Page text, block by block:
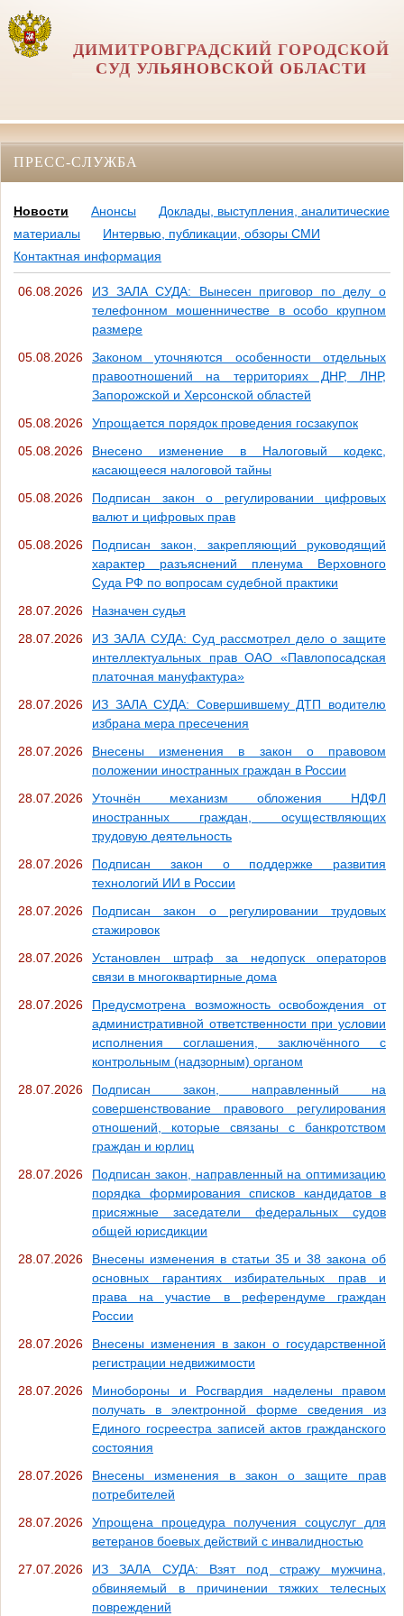
ДИМИТРОВГРАДСКИЙ ГОРОДСКОЙ
СУД УЛЬЯНОВСКОЙ ОБЛАСТИ
ПРЕСС-СЛУЖБА
Новости Анонсы
Доклады, выступления, аналитические
материалы
Интервью, публикации, обзоры СМИ
Контактная информация
06.08.2026
ИЗ ЗАЛА СУДА: Вынесен приговор по делу о
телефонном мошенничестве в особо крупном
размере
05.08.2026
Законом уточняются особенности отдельных
правоотношений на территориях ДНР, ЛНР,
Запорожской и Херсонской областей
05.08.2026
Упрощается порядок проведения госзакупок
05.08.2026
Внесено изменение в Налоговый кодекс,
касающееся налоговой тайны
05.08.2026
Подписан закон о регулировании цифровых
валют и цифровых прав
05.08.2026
Подписан закон, закрепляющий руководящий
характер разъяснений пленума Верховного
Суда РФ по вопросам судебной практики
28.07.2026
Назначен судья
28.07.2026
ИЗ ЗАЛА СУДА: Суд рассмотрел дело о защите
интеллектуальных прав ОАО «Павлопосадская
платочная мануфактура»
28.07.2026
ИЗ ЗАЛА СУДА: Совершившему ДТП водителю
избрана мера пресечения
28.07.2026
Внесены изменения в закон о правовом
положении иностранных граждан в России
28.07.2026
Уточнён механизм обложения НДФЛ
иностранных граждан, осуществляющих
трудовую деятельность
28.07.2026
Подписан закон о поддержке развития
технологий ИИ в России
28.07.2026
Подписан закон о регулировании трудовых
стажировок
28.07.2026
Установлен штраф за недопуск операторов
связи в многоквартирные дома
28.07.2026
Предусмотрена возможность освобождения от
административной ответственности при условии
исполнения соглашения, заключённого с
контрольным (надзорным) органом
28.07.2026
Подписан закон, направленный на
совершенствование правового регулирования
отношений, которые связаны с банкротством
граждан и юрлиц
28.07.2026
Подписан закон, направленный на оптимизацию
порядка формирования списков кандидатов в
присяжные заседатели федеральных судов
общей юрисдикции
28.07.2026
Внесены изменения в статьи 35 и 38 закона об
основных гарантиях избирательных прав и
права на участие в референдуме граждан
России
28.07.2026
Внесены изменения в закон о государственной
регистрации недвижимости
28.07.2026
Минобороны и Росгвардия наделены правом
получать в электронной форме сведения из
Единого госреестра записей актов гражданского
состояния
28.07.2026
Внесены изменения в закон о защите прав
потребителей
28.07.2026
Упрощена процедура получения соцуслуг для
ветеранов боевых действий с инвалидностью
27.07.2026
ИЗ ЗАЛА СУДА: Взят под стражу мужчина,
обвиняемый в причинении тяжких телесных
повреждений